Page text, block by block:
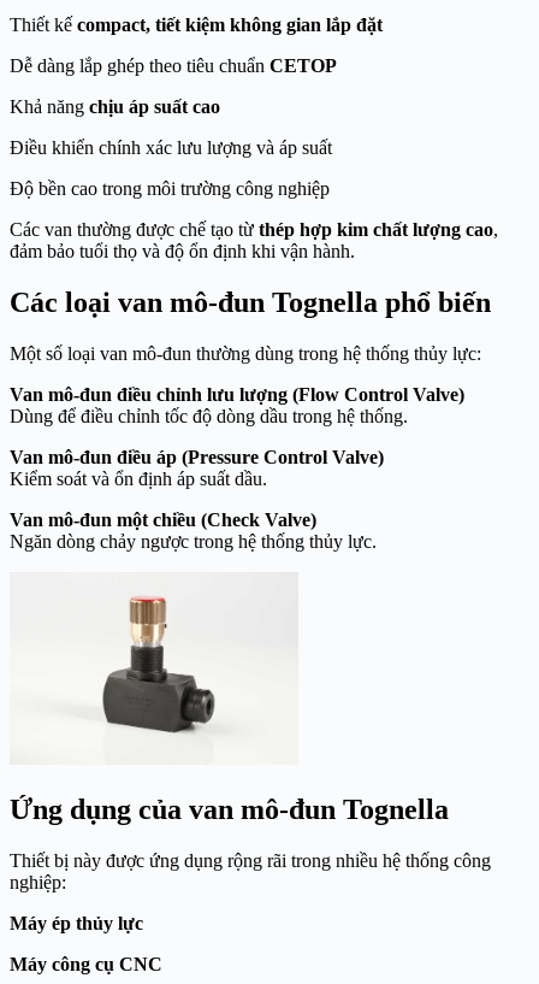
Thiết kế compact, tiết kiệm không gian lắp đặt
Dễ dàng lắp ghép theo tiêu chuẩn CETOP
Khả năng chịu áp suất cao
Điều khiển chính xác lưu lượng và áp suất
Độ bền cao trong môi trường công nghiệp
Các van thường được chế tạo từ thép hợp kim chất lượng cao,
đảm bảo tuổi thọ và độ ổn định khi vận hành.
Các loại van mô-đun Tognella phổ biến
Một số loại van mô-đun thường dùng trong hệ thống thủy lực:
Van mô-đun điều chỉnh lưu lượng (Flow Control Valve)
Dùng để điều chỉnh tốc độ dòng dầu trong hệ thống.
Van mô-đun điều áp (Pressure Control Valve)
Kiểm soát và ổn định áp suất dầu.
Van mô-đun một chiều (Check Valve)
Ngăn dòng chảy ngược trong hệ thống thủy lực.
Ứng dụng của van mô-đun Tognella
Thiết bị này được ứng dụng rộng rãi trong nhiều hệ thống công
nghiệp:
Máy ép thủy lực
Máy công cụ CNC